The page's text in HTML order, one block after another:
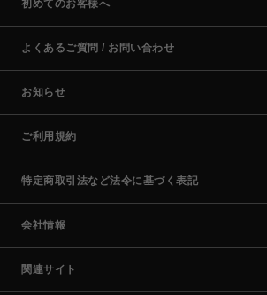
初めてのお客様へ
よくあるご質問 / お問い合わせ
お知らせ
ご利用規約
特定商取引法など法令に基づく表記
会社情報
関連サイト